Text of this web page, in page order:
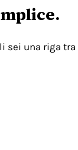
sei una riga